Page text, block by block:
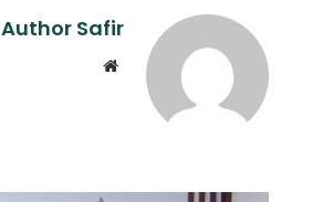
Author Safir